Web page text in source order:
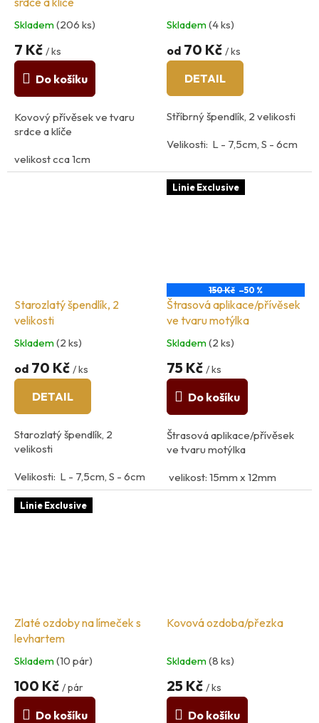
Skladem(206 ks)
7 Kč / ks
Do košíku
Kovový přívěsek ve tvaru
srdce a klíče
velikost cca 1cm
Skladem(4 ks)
od 70 Kč / ks
DETAIL
Stříbrný špendlík, 2 velikosti
Velikosti: L - 7,5cm, S - 6cm
Materiál: kov
Starozlatý špendlík, 2
velikosti
Skladem(2 ks)
od 70 Kč / ks
DETAIL
Starozlatý špendlík, 2
velikosti
Velikosti: L - 7,5cm, S - 6cm
Materiál: kov
Linie Exclusive
150 Kč –50 %
Štrasová aplikace/přívěsek
ve tvaru motýlka
Skladem(2 ks)
75 Kč / ks
Do košíku
Štrasová aplikace/přívěsek
ve tvaru motýlka
velikost: 15mm x 12mm
Linie Exclusive
Zlaté ozdoby na límeček s
levhartem
Skladem(10 pár)
100 Kč / pár
Do košíku
Kovová ozdoba/přezka
Skladem(8 ks)
25 Kč / ks
Do košíku